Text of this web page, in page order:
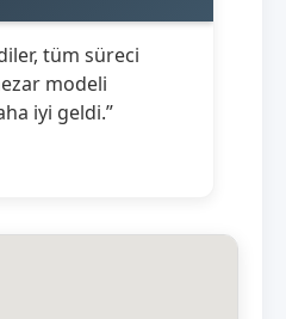
tüm süreci
modeli
iyi geldi.”